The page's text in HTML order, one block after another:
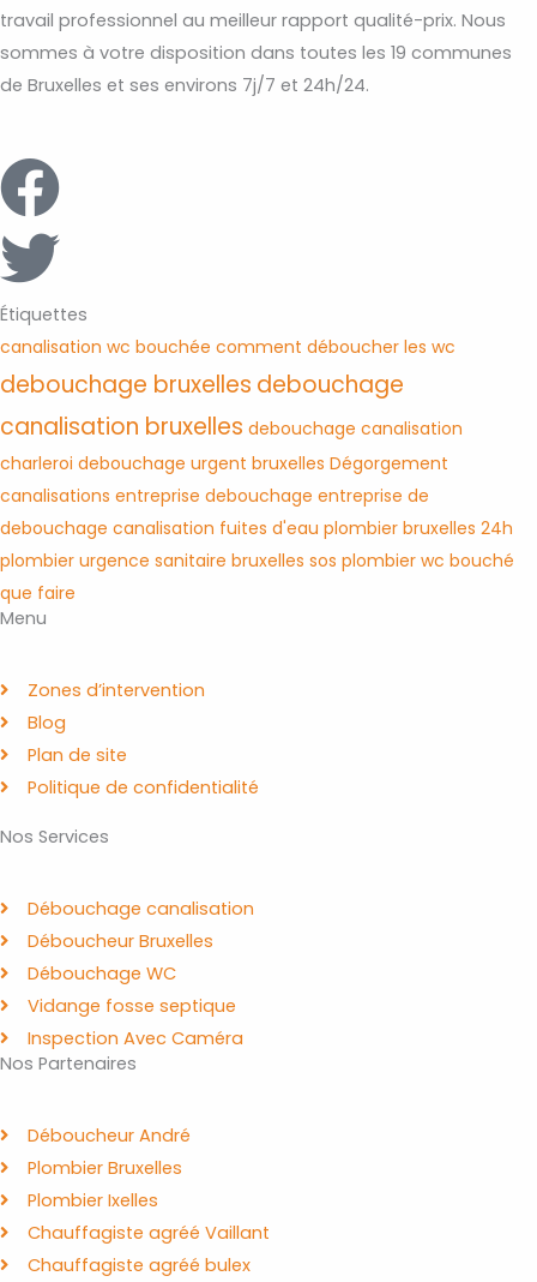
travail professionnel au meilleur rapport qualité-prix. Nous
sommes à votre disposition dans toutes les 19 communes
de Bruxelles et ses environs 7j/7 et 24h/24.
Étiquettes
canalisation wc bouchée comment déboucher les wc
debouchage bruxelles debouchage
canalisation bruxelles debouchage canalisation
charleroi debouchage urgent bruxelles Dégorgement
canalisations entreprise debouchage entreprise de
debouchage canalisation fuites d'eau plombier bruxelles 24h
plombier urgence sanitaire bruxelles sos plombier wc bouché
que faire
Menu
Zones d’intervention
Blog
Plan de site
Politique de confidentialité
Nos Services
Débouchage canalisation
Déboucheur Bruxelles
Débouchage WC
Vidange fosse septique
Inspection Avec Caméra
Nos Partenaires
Déboucheur André
Plombier Bruxelles
Plombier Ixelles
Chauffagiste agréé Vaillant
Chauffagiste agréé bulex